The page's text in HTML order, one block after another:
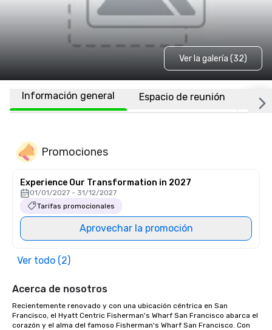
Ver la galería (32)
Información general Espacio de reunión
Promociones
Experience Our Transformation in 2027
01/01/2027 - 31/12/2027
Tarifas promocionales
Aprovechar la promoción
Ver todo (2)
Acerca de nosotros
Recientemente renovado y con una ubicación céntrica en San
Francisco, el Hyatt Centric Fisherman's Wharf San Francisco abarca el
corazón y el alma del famoso Fisherman's Wharf San Francisco. Con